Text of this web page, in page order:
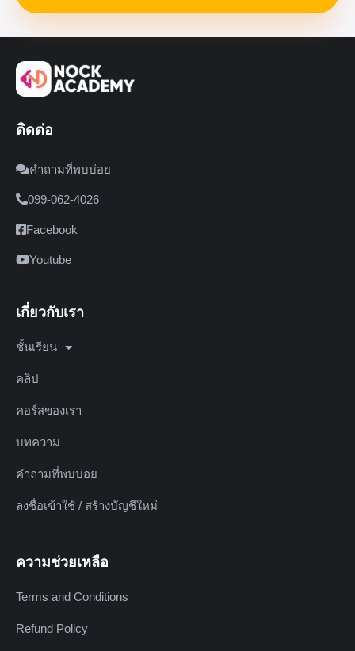
ติดต่อ
คำถามที่พบบ่อย
099-062-4026
Facebook
Youtube
เกี่ยวกับเรา
ชั้นเรียน
คลิป
คอร์สของเรา
บทความ
คำถามที่พบบ่อย
ลงชื่อเข้าใช้ / สร้างบัญชีใหม่
ความช่วยเหลือ
Terms and Conditions
Refund Policy